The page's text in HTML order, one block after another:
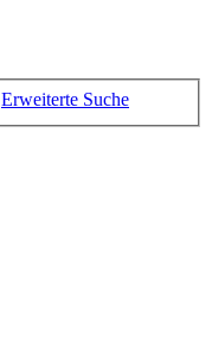
Erweiterte Suche